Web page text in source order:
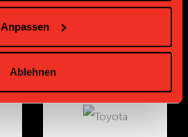
Anpassen
Ablehnen
Gold Partner